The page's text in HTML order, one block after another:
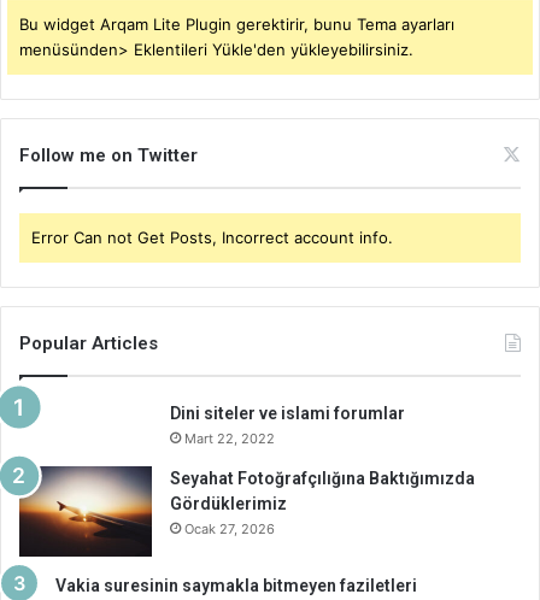
Bu widget Arqam Lite Plugin gerektirir, bunu Tema ayarları
menüsünden> Eklentileri Yükle'den yükleyebilirsiniz.
Follow me on Twitter
Error Can not Get Posts, Incorrect account info.
Popular Articles
Dini siteler ve islami forumlar
Mart 22, 2022
Seyahat Fotoğrafçılığına Baktığımızda
Gördüklerimiz
Ocak 27, 2026
Vakia suresinin saymakla bitmeyen faziletleri